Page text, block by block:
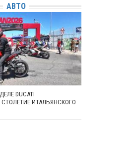
АВТО
DUCATI
ИТАЛЬЯНСКОГО